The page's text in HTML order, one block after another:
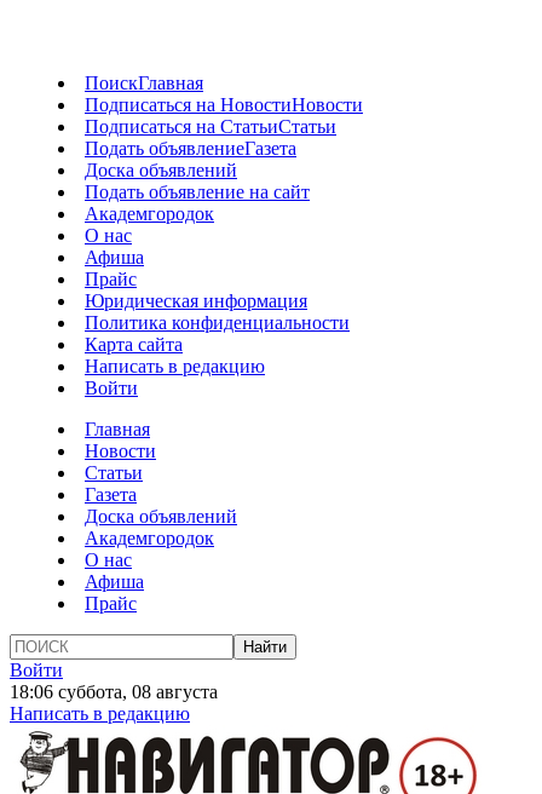
ПоискГлавная
Подписаться на НовостиНовости
Подписаться на СтатьиСтатьи
Подать объявлениеГазета
Доска объявлений
Подать объявление на сайт
Академгородок
О нас
Афиша
Прайс
Юридическая информация
Политика конфиденциальности
Карта сайта
Написать в редакцию
Войти
Главная
Новости
Статьи
Газета
Доска объявлений
Академгородок
О нас
Афиша
Прайс
Войти
18:06 суббота, 08 августа
Написать в редакцию